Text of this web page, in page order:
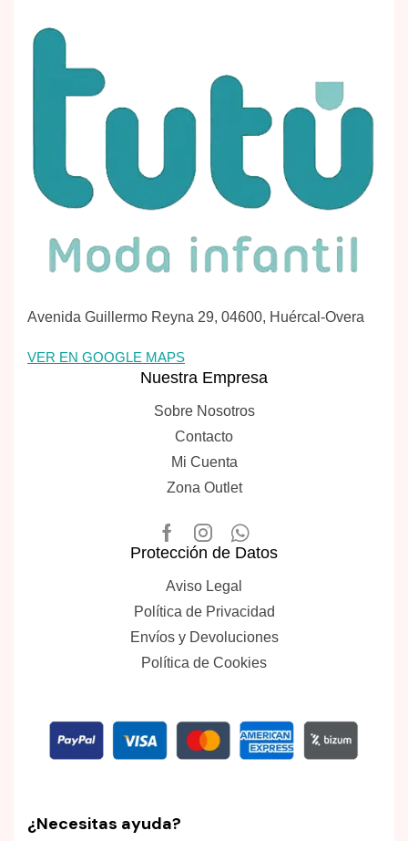
Avenida Guillermo Reyna 29, 04600, Huércal-Overa
VER EN GOOGLE MAPS
Nuestra Empresa
Sobre Nosotros
Contacto
Mi Cuenta
Zona Outlet
Protección de Datos
Aviso Legal
Política de Privacidad
Envíos y Devoluciones
Política de Cookies
¿Necesitas ayuda?